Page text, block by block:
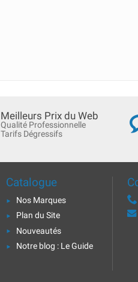
Meilleurs Prix du Web
Qualité Professionnelle
Tarifs Dégressifs
Catalogue
Nos Marques
Plan du Site
Nouveautés
Notre blog : Le Guide